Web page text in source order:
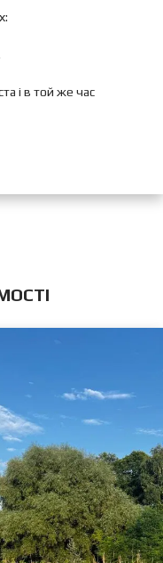
і в той же час